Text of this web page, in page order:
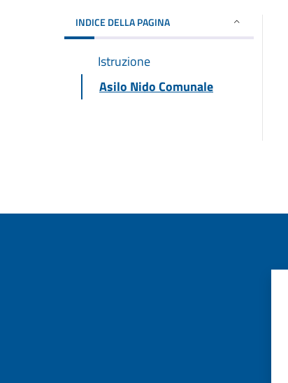
INDICE DELLA PAGINA
Istruzione
Asilo Nido Comunale